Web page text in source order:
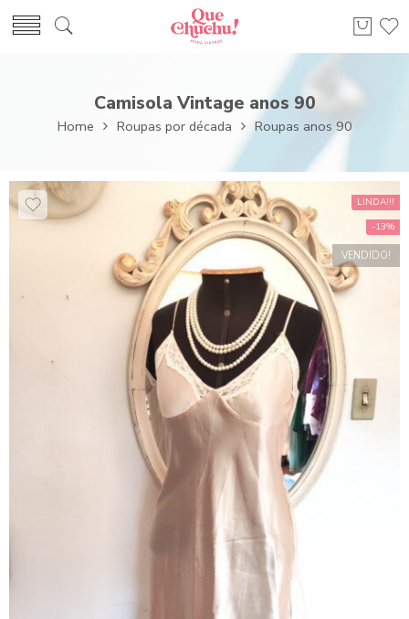
Camisola Vintage anos 90
Home Roupas por década Roupas anos 90
LINDA!!!
-13%
VENDIDO!